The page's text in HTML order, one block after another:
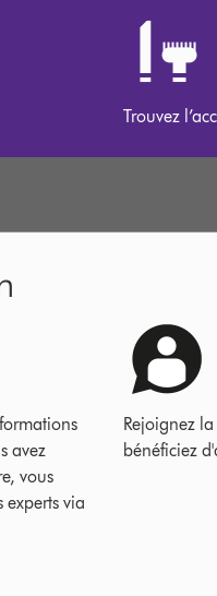
Trouvez
avez
vous
experts via
Rejoignez
bénéficiez